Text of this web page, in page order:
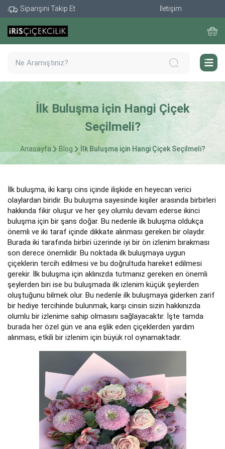
Siparişini Takip Et İletişim
İlk Buluşma için Hangi Çiçek
Seçilmeli?
Anasayfa Blog İlk Buluşma için Hangi Çiçek Seçilmeli?
İlk buluşma, iki karşı cins içinde ilişkide en heyecan verici
olaylardan biridir. Bu buluşma sayesinde kişiler arasında birbirleri
hakkında fikir oluşur ve her şey olumlu devam ederse ikinci
buluşma için bir şans doğar. Bu nedenle ilk buluşma oldukça
önemli ve iki taraf içinde dikkate alınması gereken bir olaydır.
Burada iki tarafında birbiri üzerinde iyi bir ön izlenim bırakması
son derece önemlidir. Bu noktada ilk buluşmaya uygun
çiçeklerin tercih edilmesi ve bu doğrultuda hareket edilmesi
gerekir. İlk buluşma için aklınızda tutmanız gereken en önemli
şeylerden biri ise bu buluşmada ilk izlenim küçük şeylerden
oluştuğunu bilmek olur. Bu nedenle ilk buluşmaya giderken zarif
bir hediye tercihinde bulunmak, karşı cinsin sizin hakkınızda
olumlu bir izlenime sahip olmasını sağlayacaktır. İşte tamda
burada her özel gün ve ana eşlik eden çiçeklerden yardım
alınması, etkili bir izlenim için büyük rol oynamaktadır.